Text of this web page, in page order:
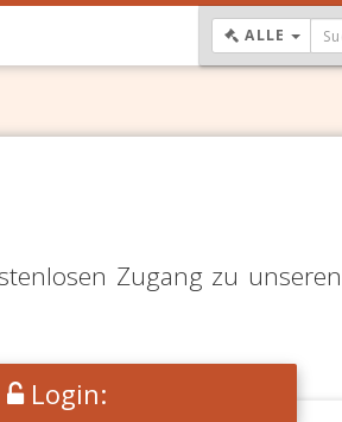
ALLE
Zugang zu
Login: